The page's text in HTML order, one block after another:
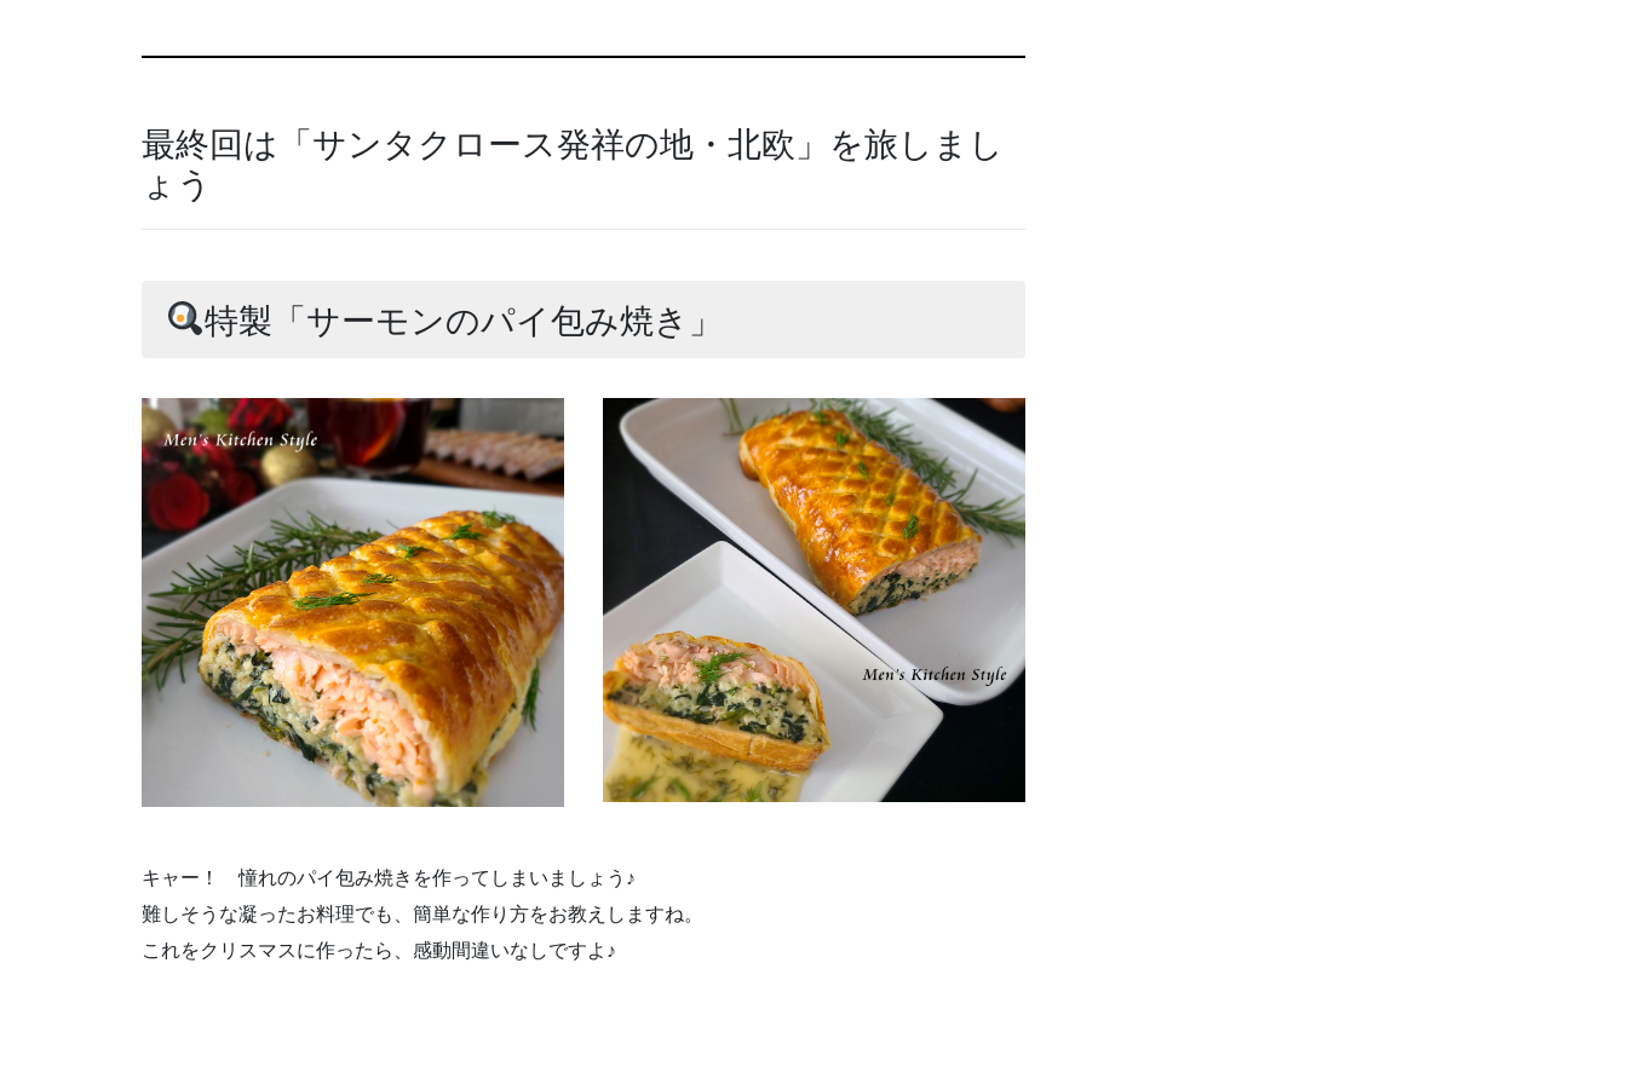
最終回は「サンタクロース発祥の地・北欧」を旅しまし
ょう
特製「サーモンのパイ包み焼き」
キャー！ 憧れのパイ包み焼きを作ってしまいましょう♪
難しそうな凝ったお料理でも、簡単な作り方をお教えしますね。
これをクリスマスに作ったら、感動間違いなしですよ♪